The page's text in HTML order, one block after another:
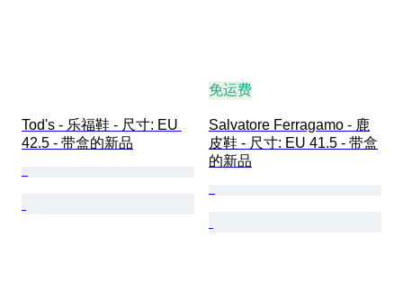
Tod's - 乐福鞋 - 尺寸: EU
42.5 - 带盒的新品
免运费
Salvatore Ferragamo - 鹿
皮鞋 - 尺寸: EU 41.5 - 带盒
的新品